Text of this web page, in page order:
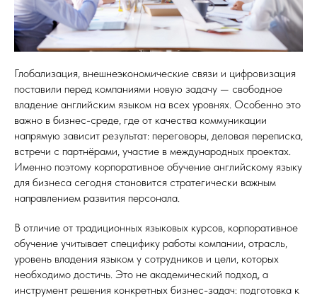
Глобализация, внешнеэкономические связи и цифровизация
поставили перед компаниями новую задачу — свободное
владение английским языком на всех уровнях. Особенно это
важно в бизнес-среде, где от качества коммуникации
напрямую зависит результат: переговоры, деловая переписка,
встречи с партнёрами, участие в международных проектах.
Именно поэтому корпоративное обучение английскому языку
для бизнеса сегодня становится стратегически важным
направлением развития персонала.
В отличие от традиционных языковых курсов, корпоративное
обучение учитывает специфику работы компании, отрасль,
уровень владения языком у сотрудников и цели, которых
необходимо достичь. Это не академический подход, а
инструмент решения конкретных бизнес-задач: подготовка к